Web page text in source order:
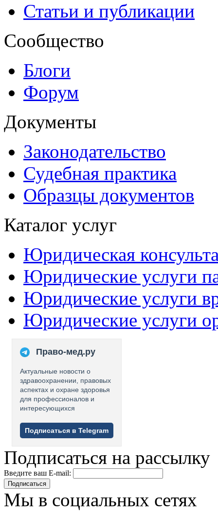
Статьи и публикации
Сообщество
Блоги
Форум
Документы
Законодательство
Судебная практика
Образцы документов
Каталог услуг
Юридическая
Юридические услуги
Юридические услуги
Юридические услуги
Право-мед.ру
Актуальные новости о
здравоохранении, правовых
аспектах и охране здоровья
для профессионалов и
интересующихся
Подписаться в Telegram
Подписаться на рассылку
Введите ваш E-mail:
Подписаться
Мы в социальных сетях